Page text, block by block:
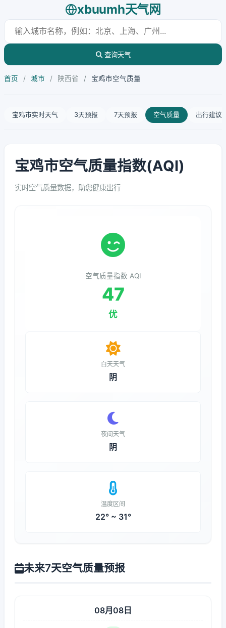
xbuumh天气网
查询天气
首页 / 城市 / 陕西省 / 宝鸡市空气质量
宝鸡市实时天气 3天预报 7天预报 空气质量 出行建议
宝鸡市空气质量指数(AQI)
实时空气质量数据，助您健康出行
空气质量指数 AQI
47
优
白天天气
阴
夜间天气
阴
温度区间
22° ~ 31°
未来7天空气质量预报
08月08日